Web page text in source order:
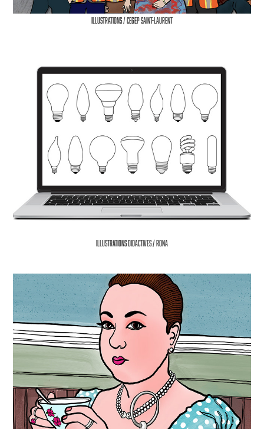
Illustrations / Cegep Saint-Laurent
Illustrations didactives / RONA